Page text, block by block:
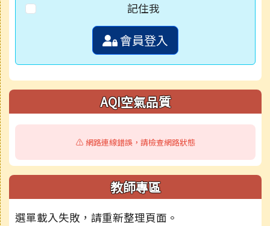
記住我
會員登入
AQI空氣品質
⚠️ 網路連線錯誤，請檢查網路狀態
教師專區
選單載入失敗，請重新整理頁面。